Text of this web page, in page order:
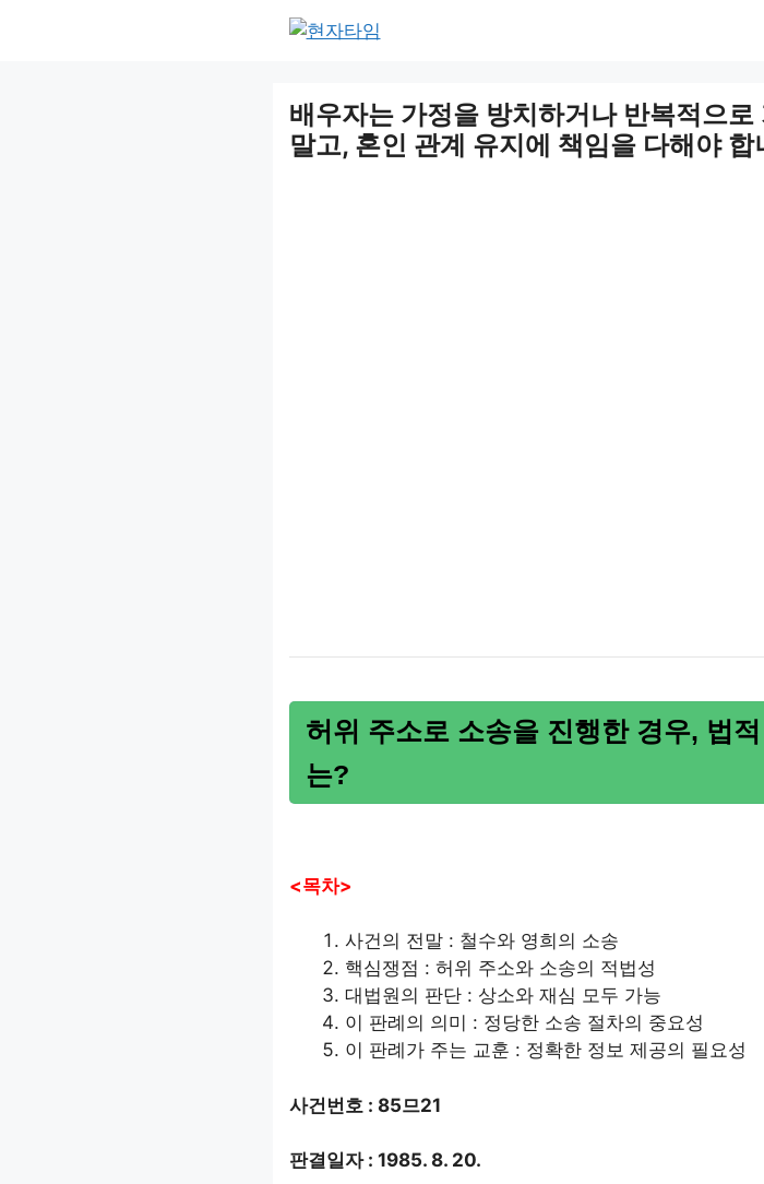
배우자는 가정을 방치하거나 반복적으로
말고, 혼인 관계 유지에 책임을 다해야 합
허위 주소로 소송을 진행한 경우, 법
는?
<목차>
사건의 전말 : 철수와 영희의 소송
핵심쟁점 : 허위 주소와 소송의 적법성
대법원의 판단 : 상소와 재심 모두 가능
이 판례의 의미 : 정당한 소송 절차의 중요성
이 판례가 주는 교훈 : 정확한 정보 제공의 필요성
사건번호 : 85므21
판결일자 : 1985. 8. 20.